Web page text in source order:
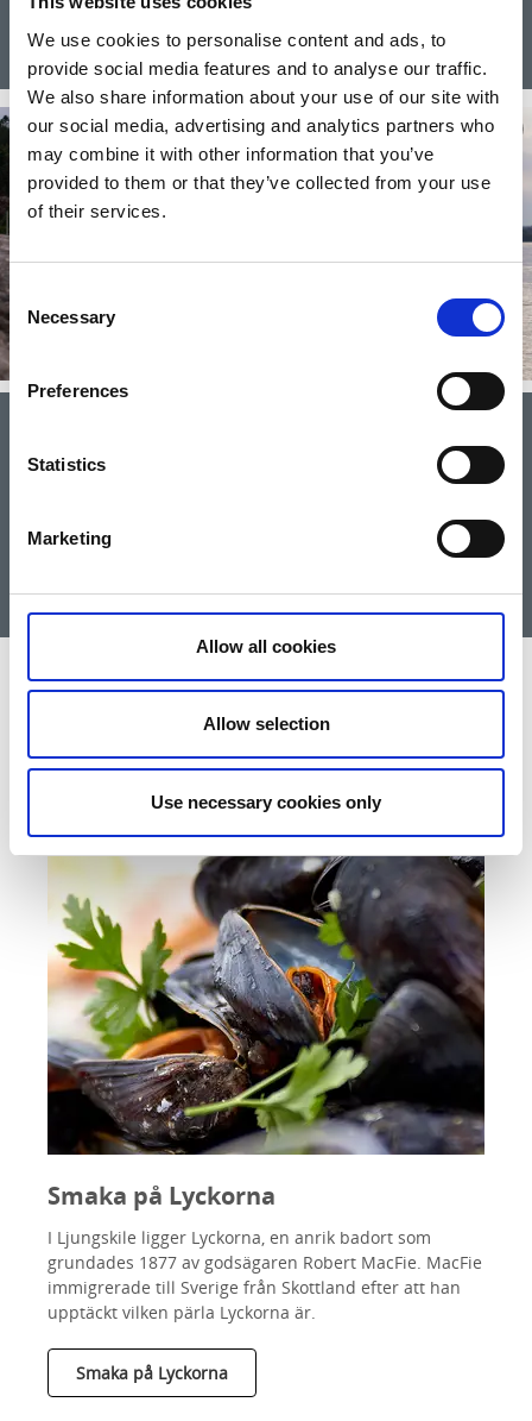
We use cookies to personalise content and ads, to
provide social media features and to analyse our traffic.
We also share information about your use of our site with
our social media, advertising and analytics partners who
may combine it with other information that you’ve
provided to them or that they’ve collected from your use
of their services.
Consent
Selection
Necessary
Preferences
Statistics
Marketing
Allow all cookies
Allow selection
Use necessary cookies only
Till Skalbankarna
Följ med ut i skärgården och njut av den bohuslänska
kommer ni sent att glömma.
Smaka på Lyckorna
I Ljungskile ligger Lyckorna, en anrik badort som
grundades 1877 av godsägaren Robert MacFie. MacFie
immigrerade till Sverige från Skottland efter att han
upptäckt vilken pärla Lyckorna är.
Smaka på Lyckorna